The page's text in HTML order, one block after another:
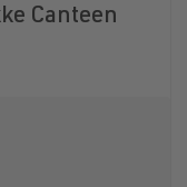
Canteen